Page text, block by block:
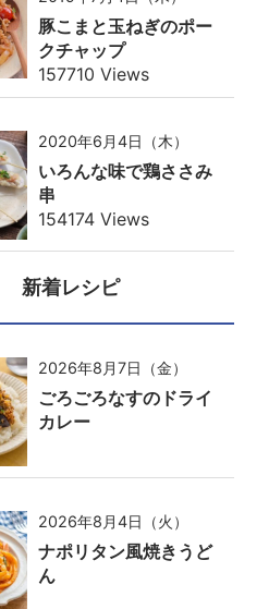
豚こまと玉ねぎのポー
クチャップ
157710 Views
2020年6月4日（木）
いろんな味で鶏ささみ
串
154174 Views
新着レシピ
2026年8月7日（金）
ごろごろなすのドライ
カレー
2026年8月4日（火）
ナポリタン風焼きうど
ん